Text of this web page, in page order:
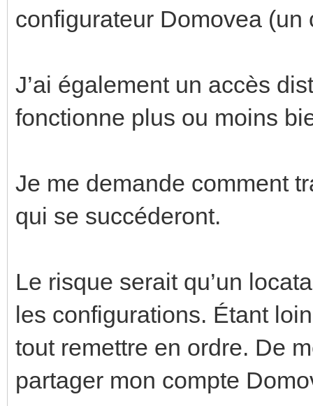
configurateur Domovea
J’ai également un accès
fonctionne plus ou moins
Je me demande comment
qui se succéderont.
Le risque serait qu’un
les configurations. Étant
tout remettre en ordre. De
partager mon compte